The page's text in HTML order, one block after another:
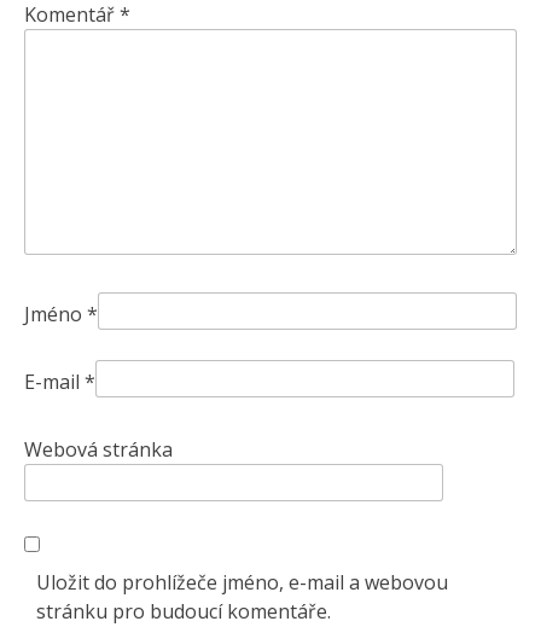
Komentář*
Jméno *
E-mail *
Webová stránka
Uložit do prohlížeče jméno, e-mail a webovou
stránku pro budoucí komentáře.